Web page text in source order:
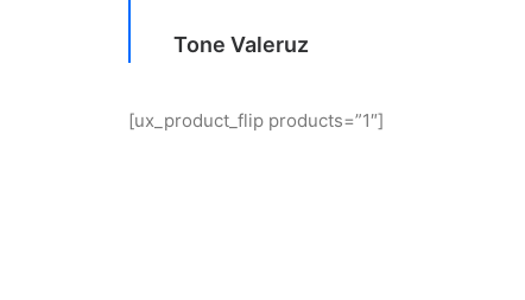
Tone Valeruz
[ux_product_flip products=”1″]